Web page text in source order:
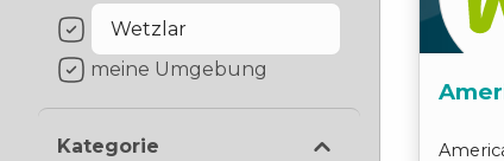
meine Umgebung
Kategorie